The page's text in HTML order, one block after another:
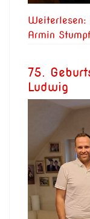
Weiterlesen:
Armin
75.
Ludwig